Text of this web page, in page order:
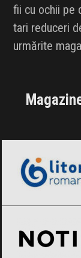
fii cu ochii pe
tari reduceri
urmărite
2026